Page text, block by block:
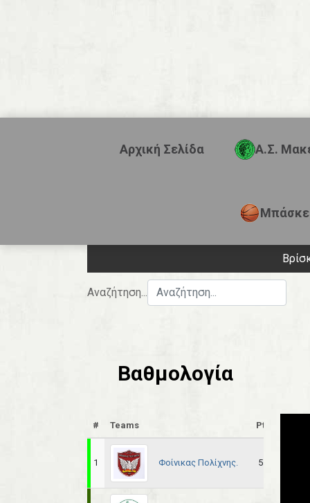
Αρχική Σελίδα Α.Σ.
Αναζήτηση...
Βαθμολογία
# Teams Pts
1 Φοίνικας Πολίχνης. 51